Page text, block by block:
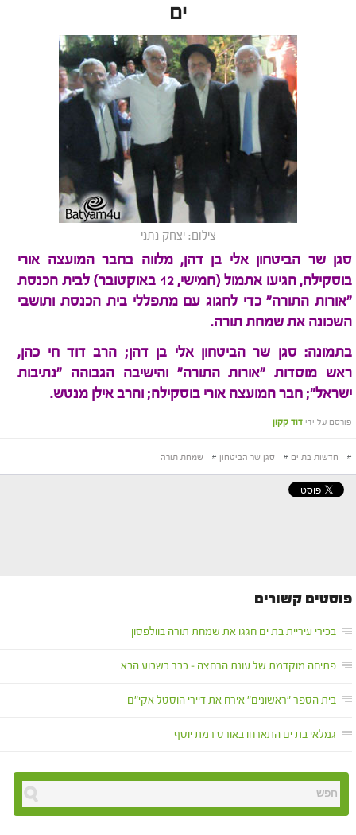
ים
צילום: יצחק נתני
סגן שר הביטחון אלי בן דהן, מלווה בחבר המועצה אורי
בוסקילה, הגיעו אתמול (חמישי, 12 באוקטובר) לבית הכנסת
"אורות התורה" כדי לחגוג עם מתפללי בית הכנסת ותושבי
השכונה את שמחת תורה.
בתמונה: סגן שר הביטחון אלי בן דהן; הרב דוד חי כהן,
ראש מוסדות "אורות התורה" והישיבה הגבוהה "נתיבות
ישראל"; חבר המועצה אורי בוסקילה; והרב אילן מנטש.
פורסם על ידי דוד קקון
# חדשות בת ים # סגן שר הביטחון # שמחת תורה
פוסטים קשורים
בכירי עיריית בת ים חגגו את שמחת תורה בוולפסון
פתיחה מוקדמת של עונת הרחצה – כבר בשבוע הבא
בית הספר "ראשונים" אירח את דיירי הוסטל אקי"ם
גמלאי בת ים התארחו באורט רמת יוסף